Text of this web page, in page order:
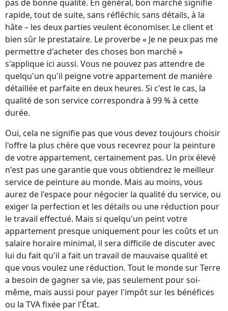
pas de bonne qualité. En général, bon marché signifie
rapide, tout de suite, sans réfléchir, sans détails, à la
hâte – les deux parties veulent économiser. Le client et
bien sûr le prestataire. Le proverbe « Je ne peux pas me
permettre d'acheter des choses bon marché »
s'applique ici aussi. Vous ne pouvez pas attendre de
quelqu'un qu'il peigne votre appartement de manière
détaillée et parfaite en deux heures. Si c'est le cas, la
qualité de son service correspondra à 99 % à cette
durée.
Oui, cela ne signifie pas que vous devez toujours choisir
l'offre la plus chère que vous recevrez pour la peinture
de votre appartement, certainement pas. Un prix élevé
n'est pas une garantie que vous obtiendrez le meilleur
service de peinture au monde. Mais au moins, vous
aurez de l'espace pour négocier la qualité du service, ou
exiger la perfection et les détails ou une réduction pour
le travail effectué. Mais si quelqu'un peint votre
appartement presque uniquement pour les coûts et un
salaire horaire minimal, il sera difficile de discuter avec
lui du fait qu'il a fait un travail de mauvaise qualité et
que vous voulez une réduction. Tout le monde sur Terre
a besoin de gagner sa vie, pas seulement pour soi-
même, mais aussi pour payer l'impôt sur les bénéfices
ou la TVA fixée par l'État.